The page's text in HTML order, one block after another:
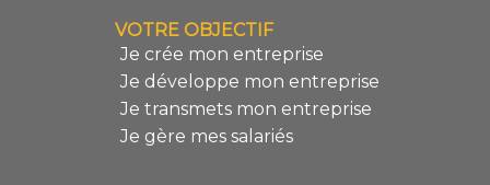
VOTRE OBJECTIF
Je crée mon entreprise
Je développe mon entreprise
Je transmets mon entreprise
Je gère mes salariés